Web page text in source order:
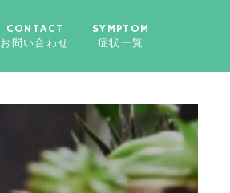
CONTACT
お問い合わせ
SYMPTOM
症状一覧